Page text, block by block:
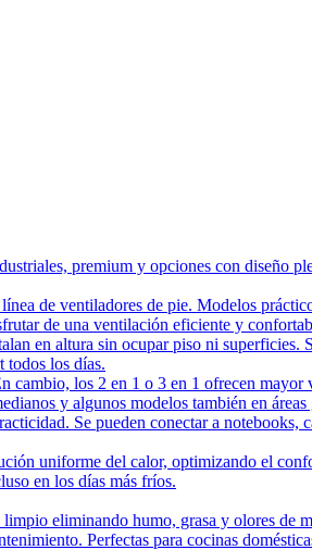
premium y opciones con diseño
de ventiladores de pie. Modelos
de una ventilación eficiente y
en altura sin ocupar piso ni superficies.
todos los días.
cambio, los 2 en 1 o 3 en 1 ofrecen mayor
y algunos modelos también en áreas
Se pueden conectar a notebooks,
uniforme del calor, optimizando el
en los días más fríos.
eliminando humo, grasa y olores de
Perfectas para cocinas